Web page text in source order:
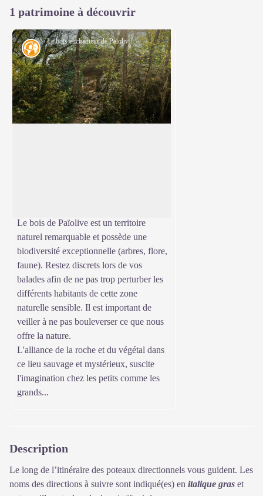
1 patrimoine à découvrir
Le bois enchanteur de Païolive - Borre Zimmermann
Géologie
Le bois de Païolive est un territoire
naturel remarquable et possède une
biodiversité exceptionnelle (arbres, flore,
faune). Restez discrets lors de vos
balades afin de ne pas trop perturber les
différents habitants de cette zone
naturelle sensible. Il est important de
veiller à ne pas bouleverser ce que nous
offre la nature.
L'alliance de la roche et du végétal dans
ce lieu sauvage et mystérieux, suscite
l'imagination chez les petits comme les
grands...
Description
Le long de l’itinéraire des poteaux directionnels vous guident. Les
noms des directions à suivre sont indiqué(es) en italique gras et